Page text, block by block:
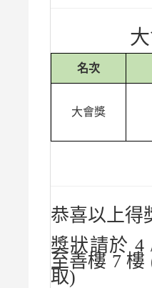
名次
大會獎
恭喜以上得
獎狀請於 4
至善樓 7 樓
取)